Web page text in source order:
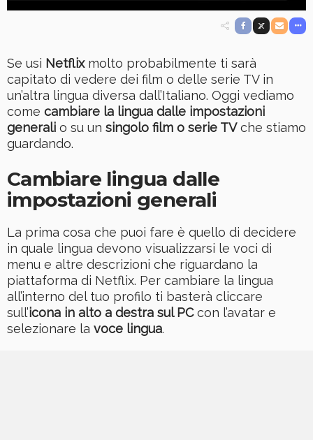
Se usi Netflixmolto probabilmente ti sarà
capitato di vedere dei film o delle serie TV in
un’altra lingua diversa dall’Italiano. Oggi vediamo
come cambiare la lingua dalle impostazioni
generali o su un singolo film o serie TVche stiamo
guardando.
Cambiare lingua dalle
impostazioni generali
La prima cosa che puoi fare è quello di decidere
in quale lingua devono visualizzarsi le voci di
menu e altre descrizioni che riguardano la
piattaforma di Netflix. Per cambiare la lingua
all’interno del tuo profilo ti basterà cliccare
sull’icona in alto a destra sul PCcon l’avatar e
selezionare la voce lingua.